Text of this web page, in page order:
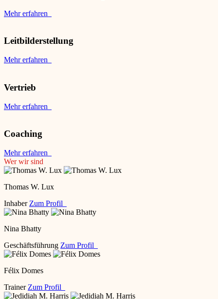
Mehr erfahren
Leitbilderstellung
Mehr erfahren
Vertrieb
Mehr erfahren
Coaching
Mehr erfahren
Wer wir sind
Thomas W. Lux
Inhaber Zum Profil
Nina Bhatty
Geschäftsführung Zum Profil
Félix Domes
Trainer Zum Profil